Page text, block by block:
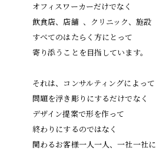
オフィスワーカーだけでなく
飲食店、店舗 、クリニック、施設
すべてのはたらく方にとって
寄り添うことを目指しています。
それは、コンサルティングによって
問題を浮き彫りにするだけでなく
デザイン提案で形を作って
終わりにするのではなく
関わるお客様一人一人、一社一社に